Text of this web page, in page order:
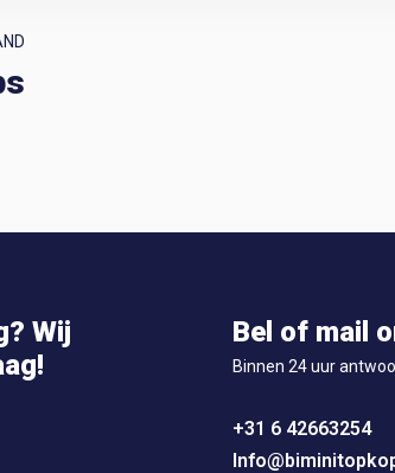
Wij
Bel of mail
Binnen 24 uur
+31 6 42663254